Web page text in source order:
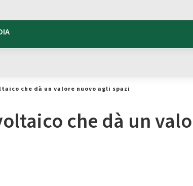
che dà un valore nuovo agli spazi
che dà un